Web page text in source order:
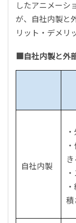
したアニメーシ
が、自社内製と
リット・デメリ
■自社内製と外
自社内製
積